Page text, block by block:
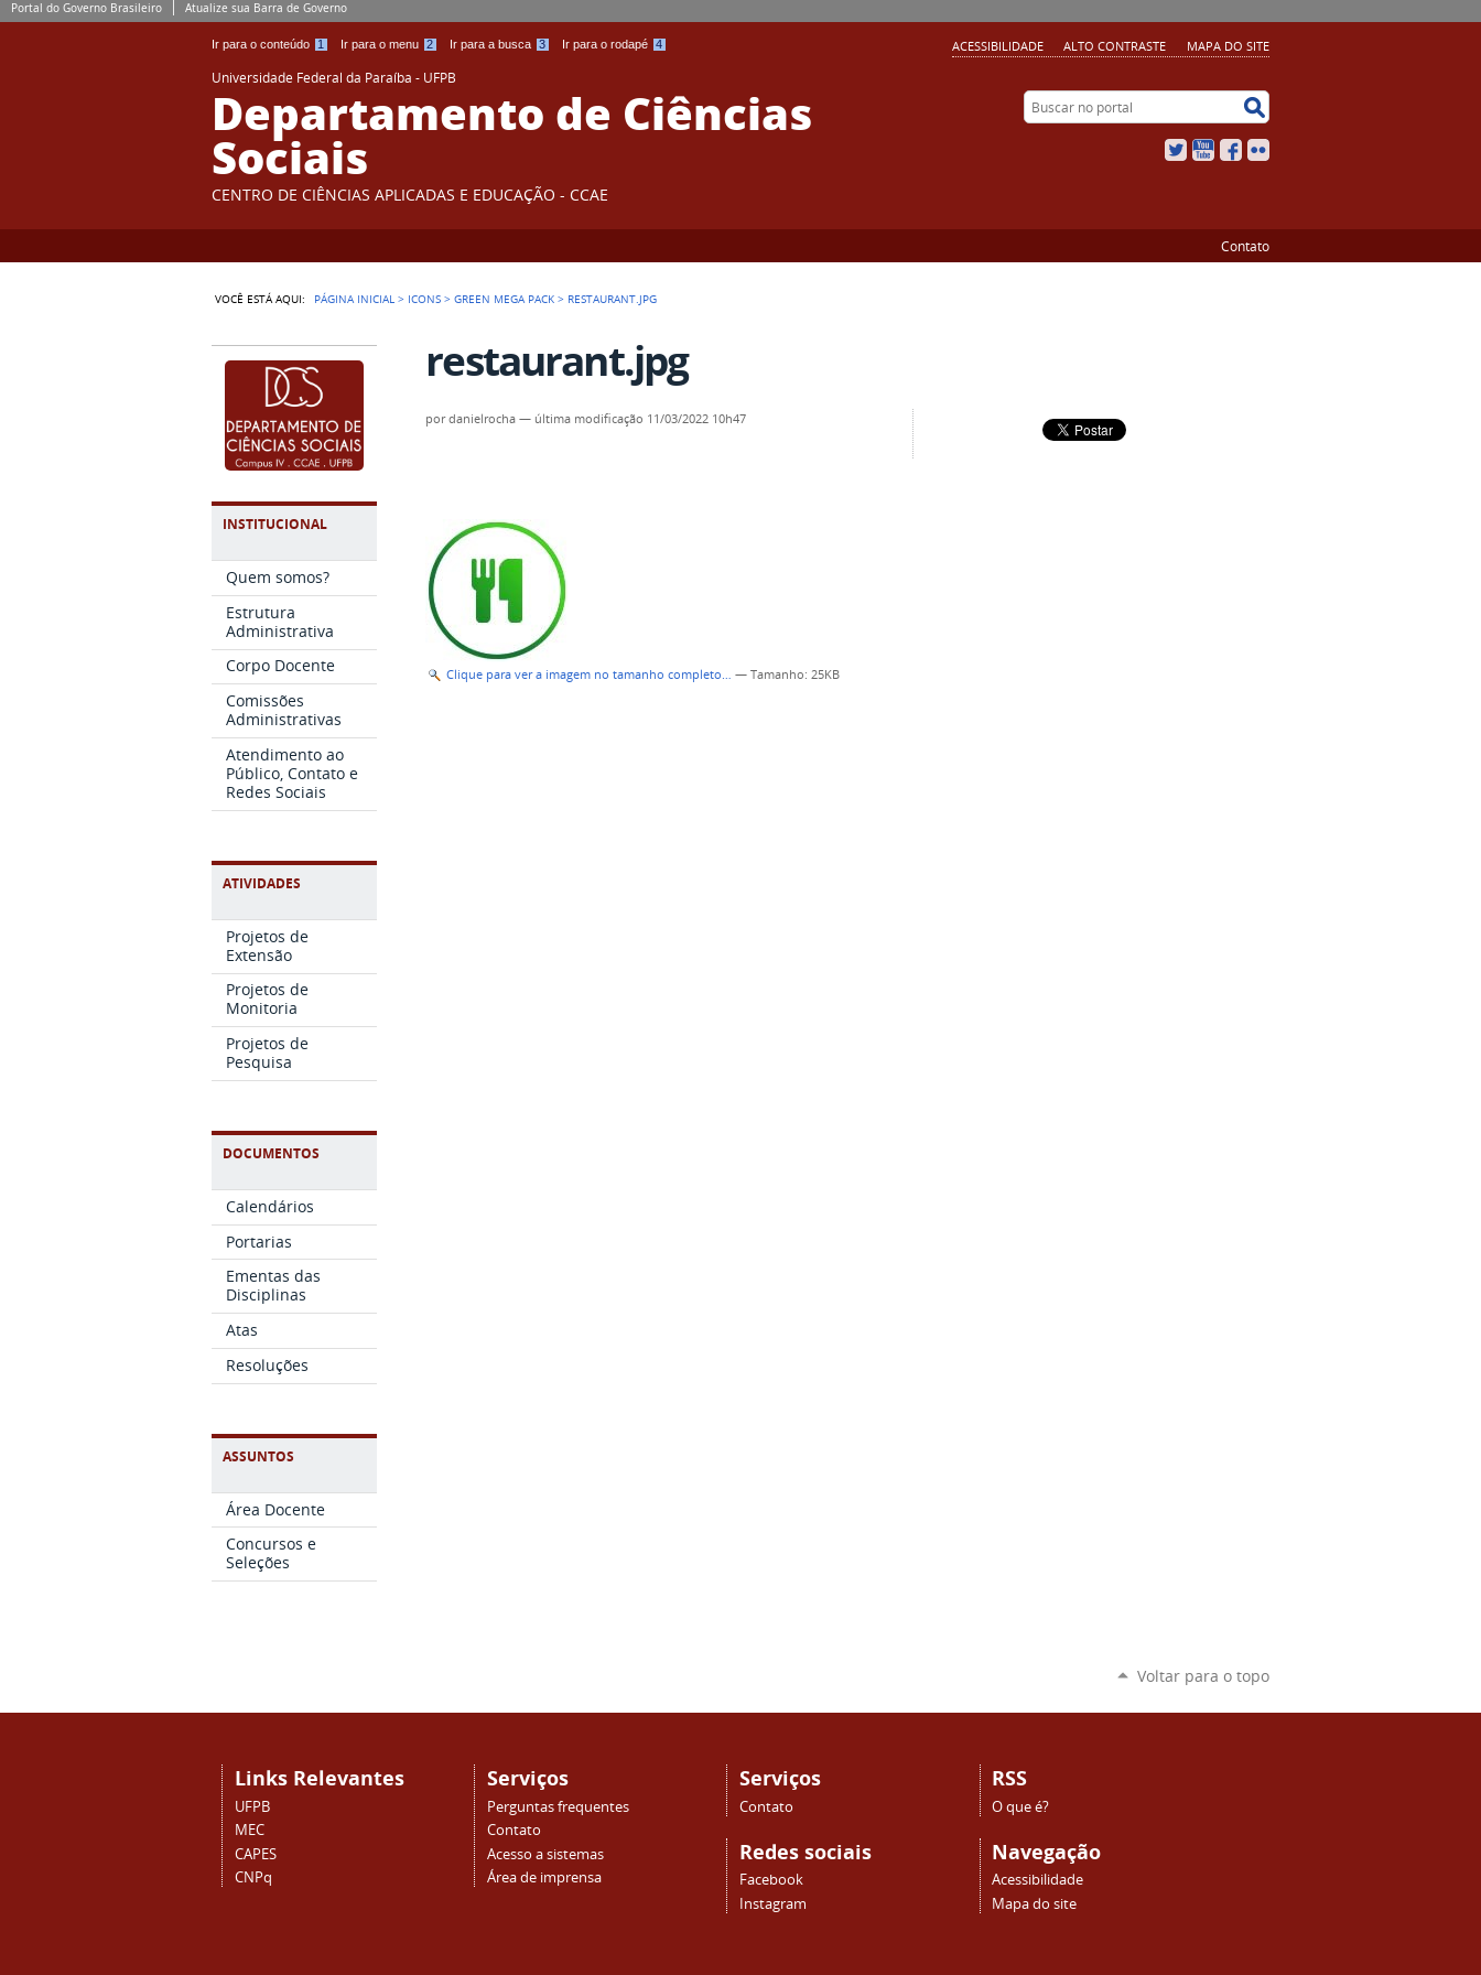
Portal do Governo Brasileiro Atualize sua Barra de Governo
Ir para o conteúdo 1 Ir para o menu 2 Ir para a busca 3 Ir para o rodapé 4 ACESSIBILIDADE ALTO CONTRASTE MAPA DO SITE
Universidade Federal da Paraíba - UFPB
Departamento de Ciências
Sociais
CENTRO DE CIÊNCIAS APLICADAS E EDUCAÇÃO - CCAE
Buscar no portal
TwitterYouTubeFacebook
Contato
VOCÊ ESTÁ AQUI: PÁGINA INICIAL > ICONS >GREEN MEGA PACK > RESTAURANT.JPG
INSTITUCIONAL
Quem somos?
Estrutura
Administrativa
Corpo Docente
Comissões
Administrativas
Atendimento ao
Público, Contato e
Redes Sociais
ATIVIDADES
Projetos de
Extensão
Projetos de
Monitoria
Projetos de
Pesquisa
DOCUMENTOS
Calendários
Portarias
Ementas das
Disciplinas
Atas
Resoluções
ASSUNTOS
Área Docente
Concursos e
Seleções
restaurant.jpg
pordanielrocha — última modificação 11/03/2022 10h47
Clique para ver a imagem no tamanho completo… —Tamanho: 25KB
Voltar para o topo
Links Relevantes
UFPB
MEC
CAPES
CNPq
Serviços
Perguntas frequentes
Contato
Acesso a sistemas
Área de imprensa
Serviços
Contato
Redes sociais
Facebook
Instagram
RSS
O que é?
Navegação
Acessibilidade
Mapa do site